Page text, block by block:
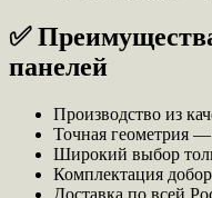
✅
панелей
Производство из
Точная геометрия
Широкий выбор
Комплектация
Доставка по всей